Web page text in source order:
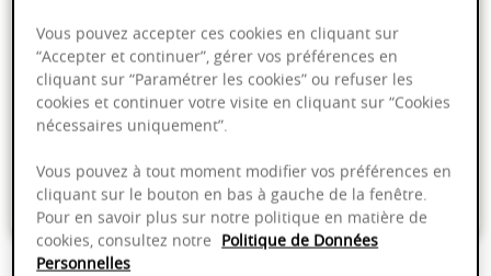
Ajouter au panier
Livraison offerte dans nos points de vente
Paiement sécurisé
Vous pouvez accepter ces cookies en cliquant sur
“Accepter et continuer”, gérer vos préférences en
cliquant sur “Paramétrer les cookies” ou refuser les
cookies et continuer votre visite en cliquant sur “Cookies
nécessaires uniquement”.
Vous pouvez à tout moment modifier vos préférences en
cliquant sur le bouton en bas à gauche de la fenêtre.
Pour en savoir plus sur notre politique en matière de
cookies, consultez notre Politique de Données
Personnelles